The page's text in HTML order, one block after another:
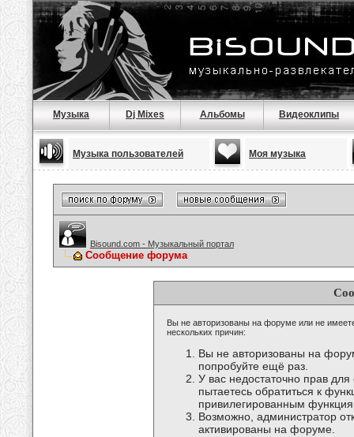
Музыка Dj Mixes Альбомы Видеоклипы
Музыка пользователей Моя музыка
Bisound.com - Музыкальный портал
Сообщение форума
Вы не авторизованы на форуме или не
нескольких причин:
Вы не авторизованы на
попробуйте ещё раз.
У вас недостаточно прав
пытаетесь обратиться к
привилегированным
Возможно, администратор
активированы на форуме.